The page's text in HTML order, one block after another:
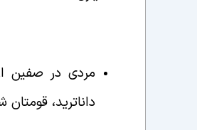
مردی در صفین
داناترید،